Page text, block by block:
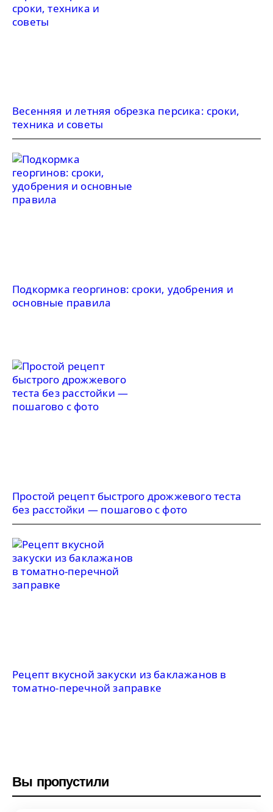
Весенняя и летняя обрезка персика: сроки,
техника и советы
Подкормка георгинов: сроки, удобрения и
основные правила
Простой рецепт быстрого дрожжевого теста
без расстойки — пошагово с фото
Рецепт вкусной закуски из баклажанов в
томатно-перечной заправке
Вы пропустили